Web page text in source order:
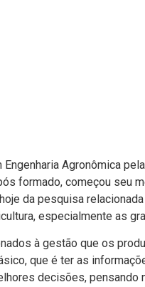
Agronômica
formado, começou seu
da pesquisa
especialmente as
à gestão que os
que é ter as
decisões, pensando